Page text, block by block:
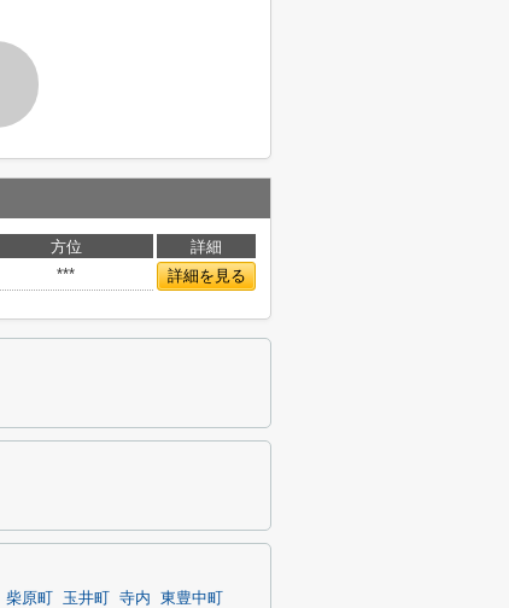
方位
詳細
*** 詳細を見る
柴原町 玉井町 寺内
東豊中町